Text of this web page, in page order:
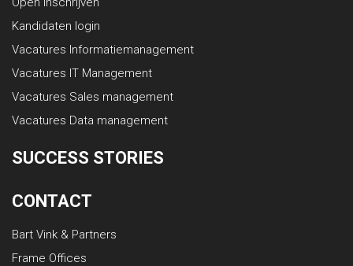
Kandidaten login
Vacatures Informatiemanagement
Vacatures IT Management
Vacatures Sales management
Vacatures Data management
SUCCESS STORIES
CONTACT
Bart Vink & Partners
Frame Offices